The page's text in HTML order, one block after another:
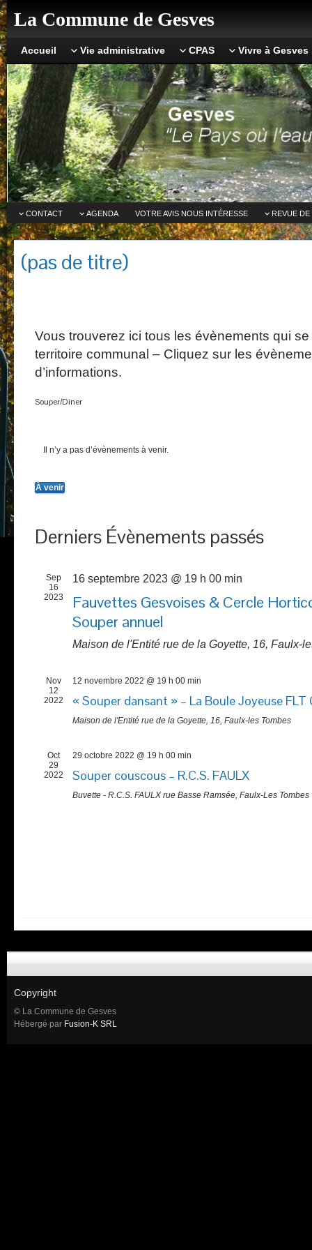
La Commune de Gesves
Accueil Vie administrative CPAS Vivre à Gesves
CONTACT AGENDA VOTRE AVIS NOUS INTÉRESSE REVUE DE
(pas de titre)
Vous trouverez ici tous les évènements qui
territoire communal – Cliquez sur les
d’informations.
Souper/Diner
Il n’y a pas d’évènements à venir.
À venir
Derniers Évènements passés
Sep
16
2023
16 septembre 2023 @ 19 h 00 min
Fauvettes Gesvoises & Cercle
Souper annuel
Maison de l'Entité rue de la Goyette, 16, Faulx-
Nov
12
2022
12 novembre 2022 @ 19 h 00 min
« Souper dansant » – La Boule Joyeuse FLT
Maison de l'Entité rue de la Goyette, 16, Faulx-les Tombes
Oct
29
2022
29 octobre 2022 @ 19 h 00 min
Souper couscous – R.C.S. FAULX
Buvette - R.C.S. FAULX rue Basse Ramsée, Faulx-Les Tombes
Copyright
© La Commune de Gesves
Hébergé par Fusion-K SRL